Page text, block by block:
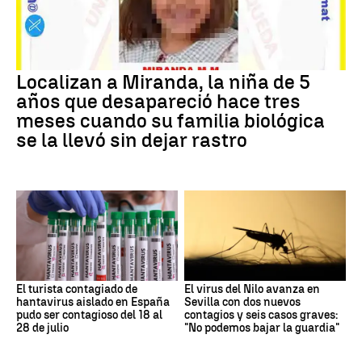
Localizan a Miranda, la niña de 5
años que desapareció hace tres
meses cuando su familia biológica
se la llevó sin dejar rastro
El turista contagiado de
hantavirus aislado en España
pudo ser contagioso del 18 al
28 de julio
El virus del Nilo avanza en
Sevilla con dos nuevos
contagios y seis casos graves:
"No podemos bajar la guardia"